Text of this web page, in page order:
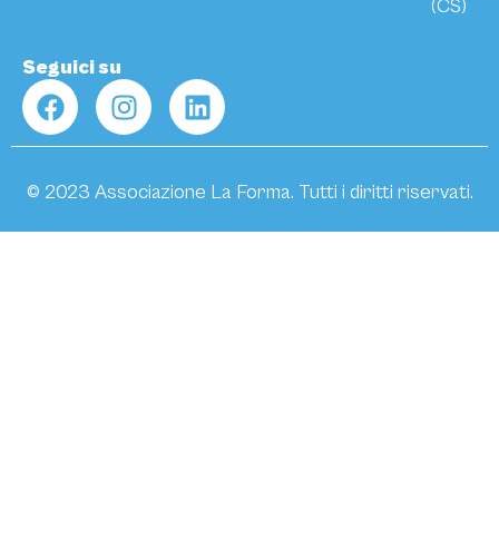
(CS)
Seguici su
© 2023 Associazione La Forma. Tutti i diritti riservati.